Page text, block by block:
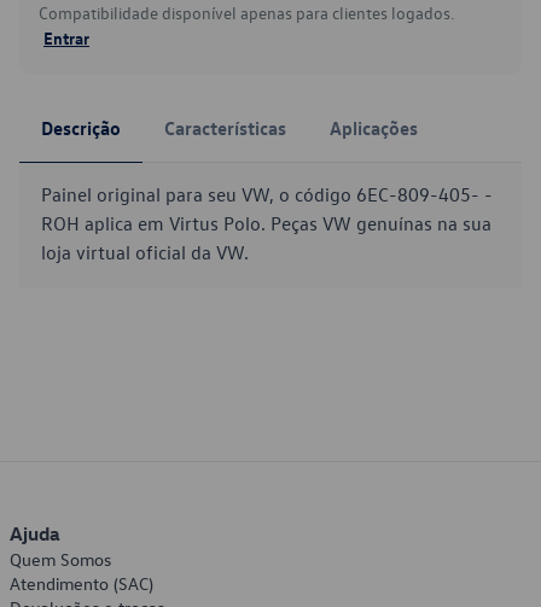
Compatibilidade disponível apenas para clientes logados.
Entrar
Descrição Características Aplicações
Painel original para seu VW, o código 6EC-809-405- -
ROH aplica em Virtus Polo. Peças VW genuínas na sua
loja virtual oficial da VW.
Ajuda
Quem Somos
Atendimento (SAC)